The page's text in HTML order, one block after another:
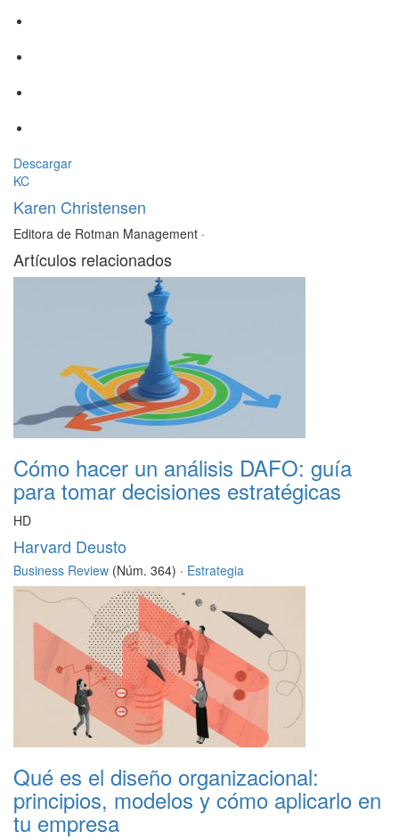
Descargar
KC
Karen Christensen
Editora de Rotman Management ·
Artículos relacionados
Cómo hacer un análisis DAFO: guía
para tomar decisiones estratégicas
HD
Harvard Deusto
Business Review (Núm. 364) · Estrategia
Qué es el diseño organizacional:
principios, modelos y cómo aplicarlo en
tu empresa